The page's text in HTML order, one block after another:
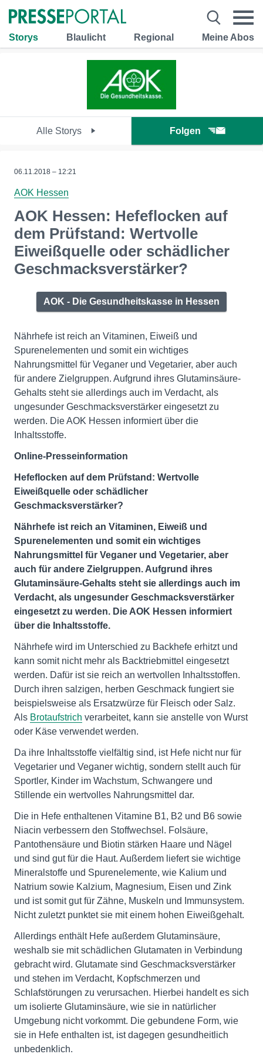
Storys Blaulicht Regional Meine Abos
Alle Storys Folgen
06.11.2018 – 12:21
AOK Hessen
AOK Hessen: Hefeflocken auf
dem Prüfstand: Wertvolle
Eiweißquelle oder schädlicher
Geschmacksverstärker?
AOK - Die Gesundheitskasse in Hessen
Nährhefe ist reich an Vitaminen, Eiweiß und
Spurenelementen und somit ein wichtiges
Nahrungsmittel für Veganer und Vegetarier, aber auch
für andere Zielgruppen. Aufgrund ihres Glutaminsäure-
Gehalts steht sie allerdings auch im Verdacht, als
ungesunder Geschmacksverstärker eingesetzt zu
werden. Die AOK Hessen informiert über die
Inhaltsstoffe.
Online-Presseinformation
Hefeflocken auf dem Prüfstand: Wertvolle
Eiweißquelle oder schädlicher
Geschmacksverstärker?
Nährhefe ist reich an Vitaminen, Eiweiß und
Spurenelementen und somit ein wichtiges
Nahrungsmittel für Veganer und Vegetarier, aber
auch für andere Zielgruppen. Aufgrund ihres
Glutaminsäure-Gehalts steht sie allerdings auch im
Verdacht, als ungesunder Geschmacksverstärker
eingesetzt zu werden. Die AOK Hessen informiert
über die Inhaltsstoffe.
Nährhefe wird im Unterschied zu Backhefe erhitzt und
kann somit nicht mehr als Backtriebmittel eingesetzt
werden. Dafür ist sie reich an wertvollen Inhaltsstoffen.
Durch ihren salzigen, herben Geschmack fungiert sie
beispielsweise als Ersatzwürze für Fleisch oder Salz.
Als Brotaufstrich verarbeitet, kann sie anstelle von Wurst
oder Käse verwendet werden.
Da ihre Inhaltsstoffe vielfältig sind, ist Hefe nicht nur für
Vegetarier und Veganer wichtig, sondern stellt auch für
Sportler, Kinder im Wachstum, Schwangere und
Stillende ein wertvolles Nahrungsmittel dar.
Die in Hefe enthaltenen Vitamine B1, B2 und B6 sowie
Niacin verbessern den Stoffwechsel. Folsäure,
Pantothensäure und Biotin stärken Haare und Nägel
und sind gut für die Haut. Außerdem liefert sie wichtige
Mineralstoffe und Spurenelemente, wie Kalium und
Natrium sowie Kalzium, Magnesium, Eisen und Zink
und ist somit gut für Zähne, Muskeln und Immunsystem.
Nicht zuletzt punktet sie mit einem hohen Eiweißgehalt.
Allerdings enthält Hefe außerdem Glutaminsäure,
weshalb sie mit schädlichen Glutamaten in Verbindung
gebracht wird. Glutamate sind Geschmacksverstärker
und stehen im Verdacht, Kopfschmerzen und
Schlafstörungen zu verursachen. Hierbei handelt es sich
um isolierte Glutaminsäure, wie sie in natürlicher
Umgebung nicht vorkommt. Die gebundene Form, wie
sie in Hefe enthalten ist, ist dagegen gesundheitlich
unbedenklich.